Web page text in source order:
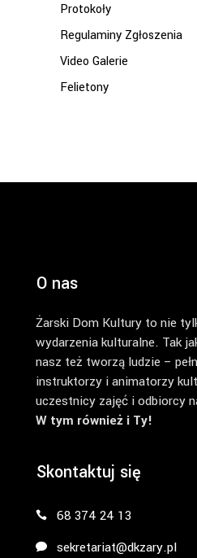
Protokoły
Regulaminy Zgłoszenia
Video Galerie
Felietony
O nas
Żarski Dom Kultury to nie
wydarzenia kulturalne. Tak
nasz też tworzą ludzie –
instruktorzy i animatorzy
uczestnicy zajęć i odbiorcy
W tym również i Ty!
Skontaktuj się
68 374 24 13
sekretariat@dkzary.pl